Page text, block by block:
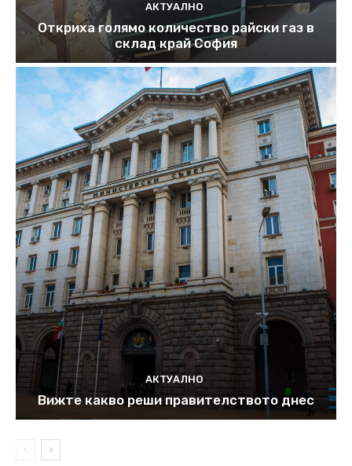
АКТУАЛНО
Откриха голямо количество райски газ в
склад край София
АКТУАЛНО
Вижте какво реши правителството днес